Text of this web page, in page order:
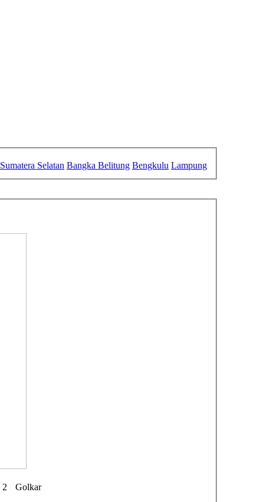
Sumatera Selatan Bangka Belitung Bengkulu Lampung
2 Golkar